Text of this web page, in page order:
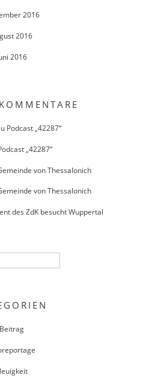
2016
2016
2016
Podcast „42287“
„42287“
von Thessalonich
von Thessalonich
des ZdK besucht Wuppertal
Beitrag